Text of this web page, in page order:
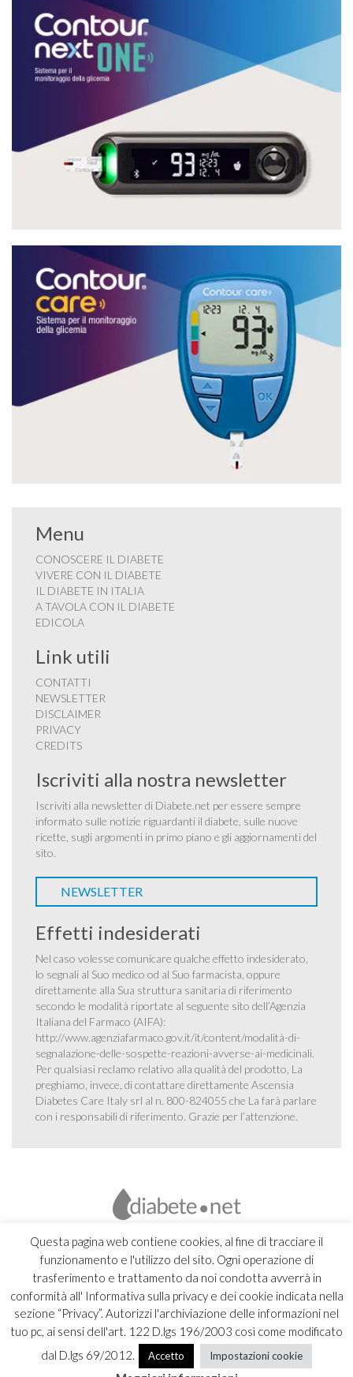
Questa pagina web contiene cookies, al fine di tracciare il
funzionamento e l'utilizzo del sito. Ogni operazione di
trasferimento e trattamento da noi condotta avverrà in
conformità all' Informativa sulla privacy e dei cookie indicata nella
sezione “Privacy”. Autorizzi l'archiviazione delle informazioni nel
tuo pc, ai sensi dell'art. 122 D.lgs 196/2003 così come modificato
dal D.lgs 69/2012.
Accetto Impostazioni cookie
Menu
CONOSCERE IL DIABETE
VIVERE CON IL DIABETE
IL DIABETE IN ITALIA
A TAVOLA CON IL DIABETE
EDICOLA
Link utili
CONTATTI
NEWSLETTER
DISCLAIMER
PRIVACY
CREDITS
Iscriviti alla nostra newsletter
Iscriviti alla newsletter di Diabete.net per essere sempre
informato sulle notizie riguardanti il diabete, sulle nuove
ricette, sugli argomenti in primo piano e gli aggiornamenti del
sito.
NEWSLETTER
Effetti indesiderati
Nel caso volesse comunicare qualche effetto indesiderato,
lo segnali al Suo medico od al Suo farmacista, oppure
direttamente alla Sua struttura sanitaria di riferimento
secondo le modalità riportate al seguente sito dell’Agenzia
Italiana del Farmaco (AIFA):
http://www.agenziafarmaco.gov.it/it/content/modalità-di-
segnalazione-delle-sospette-reazioni-avverse-ai-medicinali.
Per qualsiasi reclamo relativo alla qualità del prodotto, La
preghiamo, invece, di contattare direttamente Ascensia
Diabetes Care Italy srl al n. 800-824055 che La farà parlare
con i responsabili di riferimento. Grazie per l’attenzione.
Copyright 2026 Ascensia Diabetes Care Italy srl |Credits